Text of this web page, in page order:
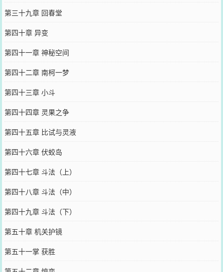
第三十九章 回春堂
第四十章 异变
第四十一章 神秘空间
第四十二章 南柯一梦
第四十三章 小斗
第四十四章 灵果之争
第四十五章 比试与灵液
第四十六章 伏蛟岛
第四十七章 斗法（上）
第四十八章 斗法（中）
第四十九章 斗法（下）
第五十章 机关护镜
第五十一掌 获胜